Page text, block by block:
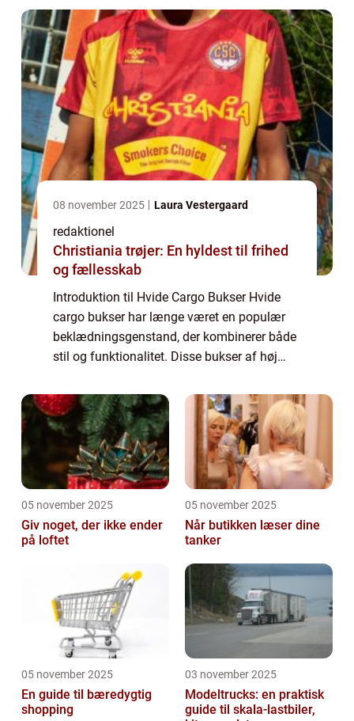
08 november 2025 Laura Vestergaard
redaktionel
Christiania trøjer: En hyldest til frihed
og fællesskab
Introduktion til Hvide Cargo Bukser Hvide
cargo bukser har længe været en populær
beklædningsgenstand, der kombinerer både
stil og funktionalitet. Disse bukser af høj
for enhver modebevidst person, der ø...
05 november 2025
Giv noget, der ikke ender
på loftet
05 november 2025
Når butikken læser dine
tanker
05 november 2025
En guide til bæredygtig
shopping
03 november 2025
Modeltrucks: en praktisk
guide til skala-lastbiler,